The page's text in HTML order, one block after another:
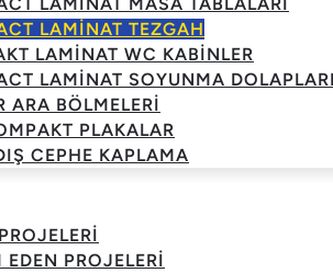
LAMINAT TEZGAH
LAMINAT WC KABINLER
LAMINAT SOYUNMA
ARA BÖLMELERI
PLAKALAR
CEPHE KAPLAMA
EDEN PROJELERI